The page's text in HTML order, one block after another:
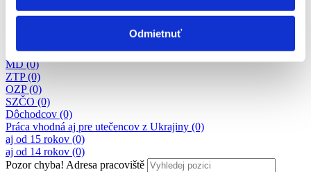
Odmietnuť
Operátor/ka výroby (6)
Adresa pracoviště
Absolventi (1)
MD (0)
ZTP (0)
OZP (0)
SZČO (0)
Dôchodcov (0)
Práca vhodná aj pre utečencov z Ukrajiny (0)
aj od 15 rokov (0)
aj od 14 rokov (0)
Pozor chyba! Adresa pracoviště